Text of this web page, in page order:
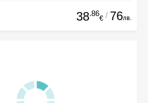
38.86
€ / 76лв.